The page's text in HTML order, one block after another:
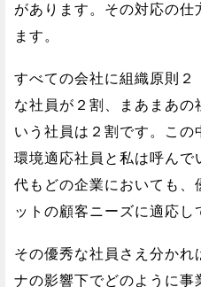
があります。その対応の仕
ます。
すべての会社に組織原則２
な社員が２割、まあまあの
いう社員は２割です。この
環境適応社員と私は呼んで
代もどの企業においても、
ットの顧客ニーズに適応し
その優秀な社員さえ分かれ
ナの影響下でどのように事